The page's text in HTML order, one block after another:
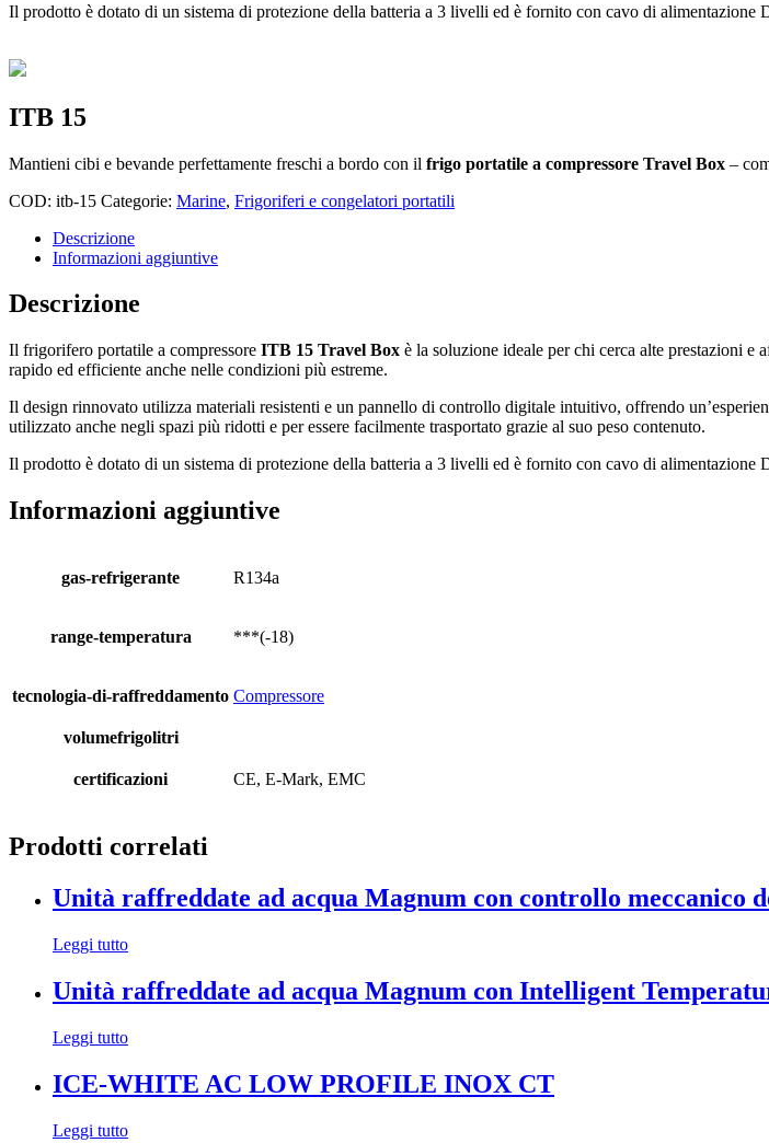
Il prodotto è dotato di un sistema di protezione della batteria a 3 livelli ed è fornito con cavo di alimentazione
ITB 15
Mantieni cibi e bevande perfettamente freschi a bordo con il frigo portatile a compressore Travel Box –
COD: itb-15 Categorie: Marine, Frigoriferi e congelatori portatili
Descrizione
Informazioni aggiuntive
Descrizione
Il frigorifero portatile a compressore ITB 15 Travel Box è la soluzione ideale per chi cerca alte prestazioni
rapido ed efficiente anche nelle condizioni più estreme.
Il design rinnovato utilizza materiali resistenti e un pannello di controllo digitale intuitivo, offrendo
utilizzato anche negli spazi più ridotti e per essere facilmente trasportato grazie al suo peso contenuto.
Il prodotto è dotato di un sistema di protezione della batteria a 3 livelli ed è fornito con cavo di alimentazione
Informazioni aggiuntive
gas-refrigerante R134a
range-temperatura ***(-18)
tecnologia-di-raffreddamento Compressore
volumefrigolitri
certificazioni CE, E-Mark, EMC
Prodotti correlati
Unità raffreddate ad acqua Magnum con controllo meccanico
Leggi tutto
Unità raffreddate ad acqua Magnum con Intelligent
Leggi tutto
ICE-WHITE AC LOW PROFILE INOX CT
Leggi tutto